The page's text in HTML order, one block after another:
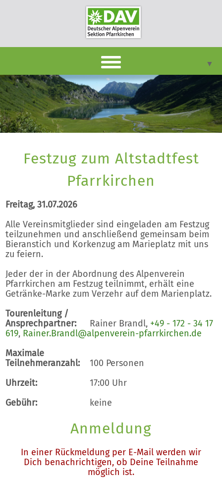
▼
DAVpan
Termine
Berichte
Infothek
Unsere Sektion
Festzug zum Altstadtfest
Pfarrkirchen
Freitag, 31.07.2026
Alle Vereinsmitglieder sind eingeladen am Festzug
teilzunehmen und anschließend gemeinsam beim
Bieranstich und Korkenzug am Marieplatz mit uns
zu feiern.
Jeder der in der Abordnung des Alpenverein
Pfarrkirchen am Festzug teilnimmt, erhält eine
Getränke-Marke zum Verzehr auf dem Marienplatz.
Tourenleitung /
Ansprechpartner:
Rainer Brandl, +49 - 172 - 34 17
619, Rainer.Brandl@alpenverein-pfarrkirchen.de
Maximale
Teilnehmeranzahl:
100 Personen
Uhrzeit:
17:00 Uhr
Gebühr:
keine
Anmeldung
In einer Rückmeldung per E-Mail werden wir
Dich benachrichtigen, ob Deine Teilnahme
möglich ist.